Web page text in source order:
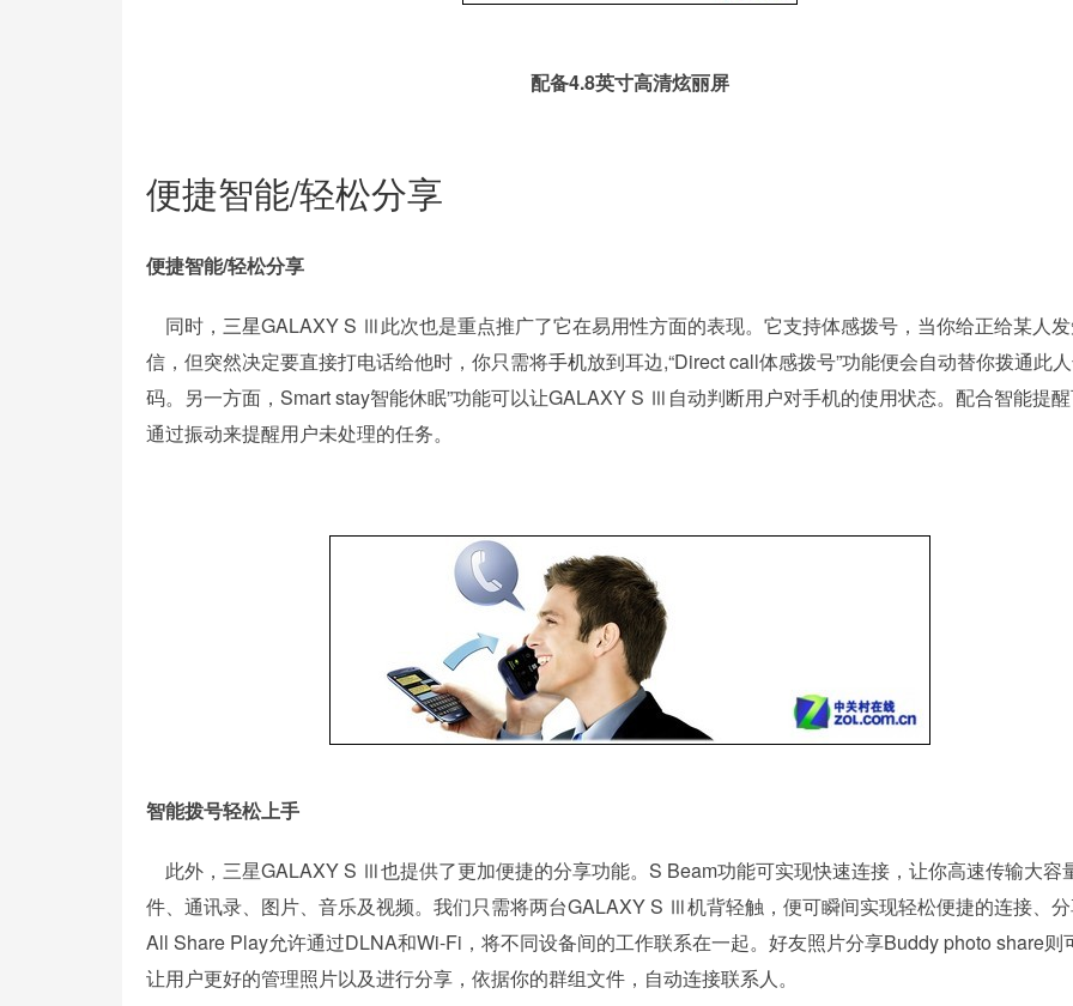
配备4.8英寸高清炫丽屏
便捷智能/轻松分享
便捷智能/轻松分享
同时， 三星GALAXY S Ⅲ此次也是重点推广了它在易用性方面的表现。它支持体感拨号，当你给正给某人
信，但突然决定要直接打电话给他时，你只需将手机放到耳边,“Direct call体感拨号”功能便会自动替你拨通此
码。另一方面，Smart stay智能休眠”功能可以让GALAXY S Ⅲ自动判断用户对手机的使用状态。配合智能提
通过振动来提醒用户未处理的任务。
智能拨号轻松上手
此外，三星GALAXY S Ⅲ也提供了更加便捷的分享功能。S Beam功能可实现快速连接，让你高速传输大容
件、通讯录、图片、音乐及视频。我们只需将两台GALAXY S Ⅲ机背轻触，便可瞬间实现轻松便捷的连接、
All Share Play允许通过DLNA和Wi-Fi，将不同设备间的工作联系在一起。好友照片分享Buddy photo share则
让用户更好的管理照片以及进行分享，依据你的群组文件，自动连接联系人。